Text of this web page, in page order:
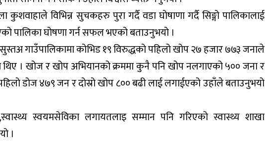
विभिन्न सुचकहरु पुरा गर्दै वडा घोषाणा गर्दै सिङ्गो पालिकालाई
पालिका घोषणा गर्न सफल भएको बताउनुभयो ।
गाउँपालिकामा कोभिड १९ विरुद्धको पहिलो खोप २७ हजार ७७३ जनाले
। खोज र खोप अभियानको क्रममा कुनै पनि खोप नलगाएको ५०० जना र
डोज ४७९ जन र दोस्रो खोप ८०० बढी लाई लगाईएको उहाँले बताउनुभयो
स्वयमसेविका लगायतलाइ सम्मान पनि गरिएको स्वास्थ्य शाखा
।